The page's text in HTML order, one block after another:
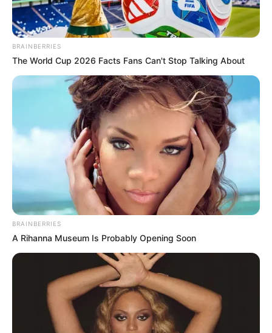
BRAINBERRIES
The World Cup 2026 Facts Fans Can't Stop Talking About
BRAINBERRIES
A Rihanna Museum Is Probably Opening Soon